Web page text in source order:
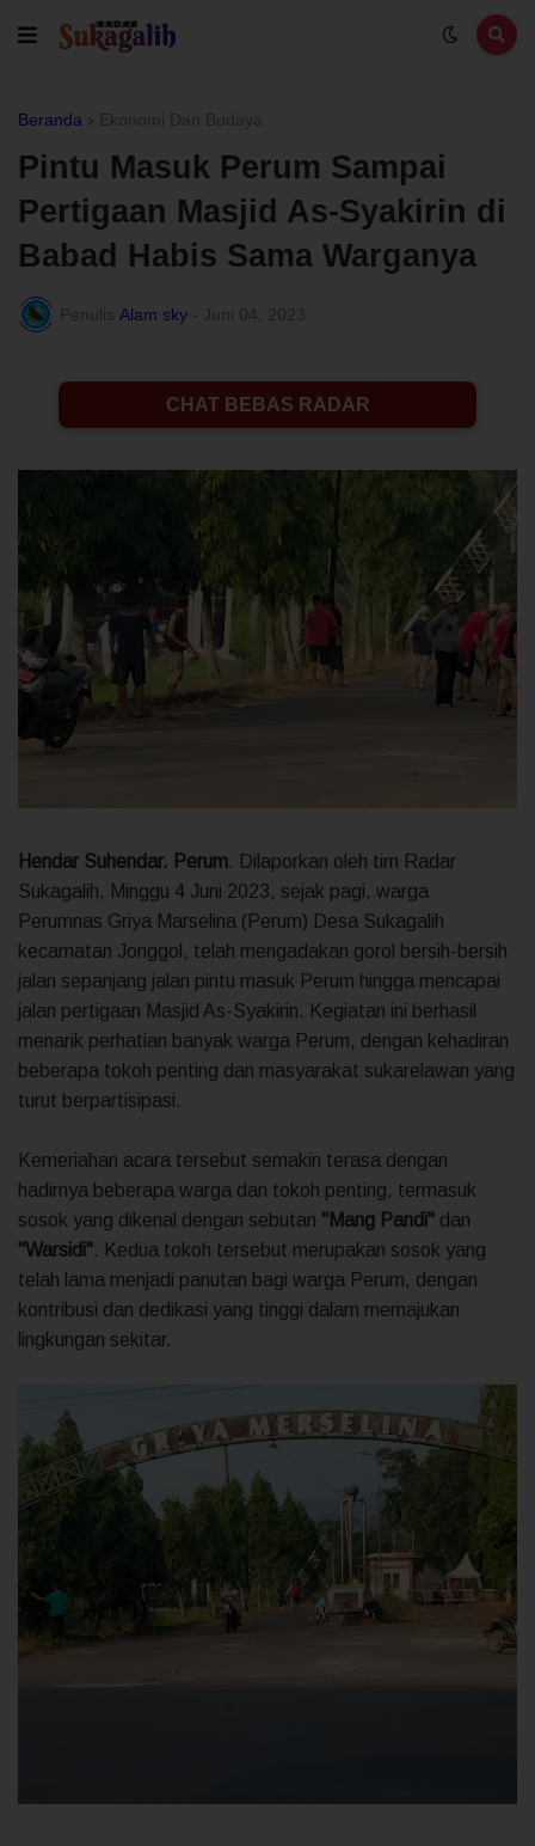
Beranda
Pintu Masuk Perum Sampai
Pertigaan Masjid As-Syakirin di
Babad Habis Sama Warganya
Alam sky
CHAT BEBAS RADAR
Hendar Suhendar. Perum. Dilaporkan oleh tim Radar
Sukagalih, Minggu 4 Juni 2023, sejak pagi, warga
Perumnas Griya Marselina (Perum) Desa Sukagalih
kecamatan Jonggol, telah mengadakan gorol bersih-bersih
jalan sepanjang jalan pintu masuk Perum hingga mencapai
jalan pertigaan Masjid As-Syakirin. Kegiatan ini berhasil
menarik perhatian banyak warga Perum, dengan kehadiran
beberapa tokoh penting dan masyarakat sukarelawan yang
turut berpartisipasi.
Kemeriahan acara tersebut semakin terasa dengan
hadirnya beberapa warga dan tokoh penting, termasuk
sosok yang dikenal dengan sebutan "Mang Pandi" dan
"Warsidi". Kedua tokoh tersebut merupakan sosok yang
telah lama menjadi panutan bagi warga Perum, dengan
kontribusi dan dedikasi yang tinggi dalam memajukan
lingkungan sekitar.